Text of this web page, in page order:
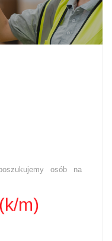
osób na
m)